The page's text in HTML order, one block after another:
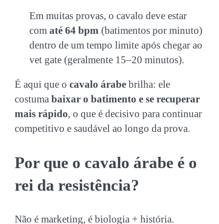
Em muitas provas, o cavalo deve estar
com até 64 bpm (batimentos por minuto)
dentro de um tempo limite após chegar ao
vet gate (geralmente 15–20 minutos).
É aqui que o cavalo árabe brilha: ele
costuma baixar o batimento e se recuperar
mais rápido, o que é decisivo para continuar
competitivo e saudável ao longo da prova.
Por que o cavalo árabe é o
rei da resistência?
Não é marketing, é biologia + história.